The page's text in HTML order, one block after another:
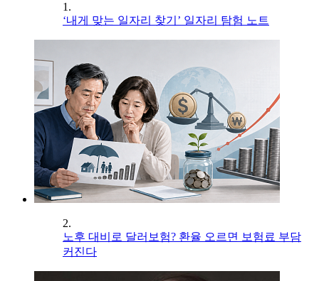
1.
‘내게 맞는 일자리 찾기’ 일자리 탐험 노트
2.
노후 대비로 달러보험? 환율 오르면 보험료 부담
커진다